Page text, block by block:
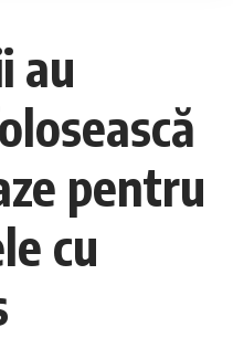
au
pentru
cu